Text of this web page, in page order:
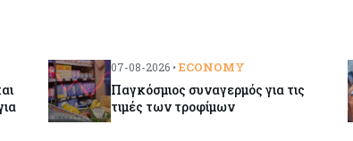
07-08-2026 • ECONOMY
Παγκόσμιος συναγερμός για τις
τιμές των τροφίμων